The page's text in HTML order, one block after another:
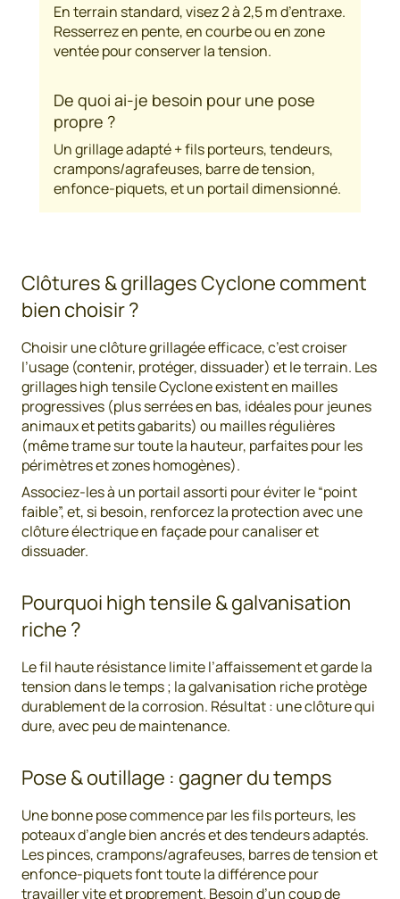
En terrain standard, visez 2 à 2,5 m d’entraxe.
Resserrez en pente, en courbe ou en zone
ventée pour conserver la tension.
De quoi ai-je besoin pour une pose
propre ?
Un grillage adapté + fils porteurs, tendeurs,
crampons/agrafeuses, barre de tension,
enfonce-piquets, et un portail dimensionné.
Clôtures & grillages Cyclone comment
bien choisir ?
Choisir une clôture grillagée efficace, c’est croiser
l’usage (contenir, protéger, dissuader) et le terrain. Les
grillages high tensile Cyclone existent en mailles
progressives (plus serrées en bas, idéales pour jeunes
animaux et petits gabarits) ou mailles régulières
(même trame sur toute la hauteur, parfaites pour les
périmètres et zones homogènes).
Associez-les à un portail assorti pour éviter le “point
faible”, et, si besoin, renforcez la protection avec une
clôture électrique en façade pour canaliser et
dissuader.
Pourquoi high tensile & galvanisation
riche ?
Le fil haute résistance limite l’affaissement et garde la
tension dans le temps ; la galvanisation riche protège
durablement de la corrosion. Résultat : une clôture qui
dure, avec peu de maintenance.
Pose & outillage : gagner du temps
Une bonne pose commence par les fils porteurs, les
poteaux d’angle bien ancrés et des tendeurs adaptés.
Les pinces, crampons/agrafeuses, barres de tension et
enfonce-piquets font toute la différence pour
travailler vite et proprement. Besoin d’un coup de